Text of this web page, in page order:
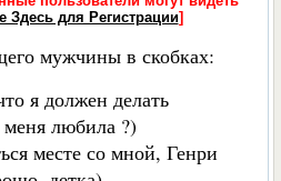
Здесь для Регистрации]
мужчины в скобках:
я должен делать
любила ?)
месте со мной, Генри